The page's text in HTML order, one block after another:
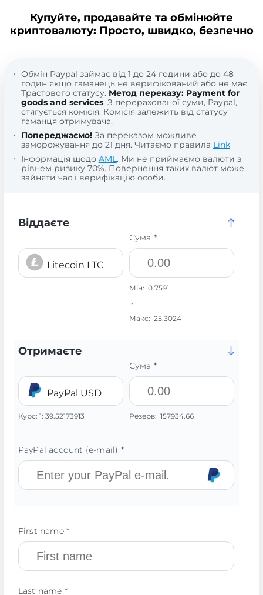
Купуйте, продавайте та обмінюйте
криптовалюту: Просто, швидко, безпечно
Обмін Paypal займає від 1 до 24 години або до 48
годин якщо гаманець не верифікований або не має
Трастового статусу. Метод переказу: Payment for
goods and services. З перерахованої суми, Paypal,
стягується комісія. Комісія залежить від статусу
гаманця отримувача.
Попереджаємо!За переказом можливе
заморожування до 21 дня. Читаємо правила Link
Інформація щодо AML. Ми не приймаємо валюти з
рівнем ризику 70%. Повернення таких валют може
зайняти час і верифікацію особи.
Віддаєте
Litecoin LTC
Сума *
Мін: 0.7591
-
Макс: 25.3024
Отримаєте
PayPal USD
Курс: 1: 39.52173913
Сума *
Резерв: 157934.66
PayPal account (e-mail) *
First name *
Last name *